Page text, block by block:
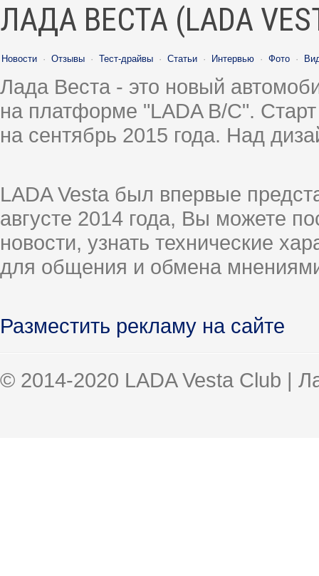
ЛАДА ВЕСТА (LADA
Новости · Отзывы · Тест-драйвы · Статьи · Интервью · Фото ·
Лада Веста - это новый
на платформе "LADA B/C".
на сентябрь 2015 года. Над
LADA Vesta был впервые
августе 2014 года, Вы можете
новости, узнать технические
для общения и обмена
Разместить рекламу на сайте
© 2014-2020 LADA Vesta Club |